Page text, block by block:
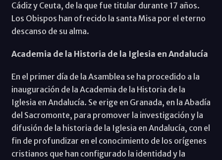
Cádiz y Ceuta, de la que fue titular durante 17 años.
Los Obispos han ofrecido la santa Misa por el eterno
descanso de su alma.
Academia de la Historia de la Iglesia en Andalucía
En el primer día de la Asamblea se ha procedido a la
inauguración de la Academia de la Historia de la
Iglesia en Andalucía. Se erige en Granada, en la Abadía
del Sacromonte, para promover la investigación y la
difusión de la historia de la Iglesia en Andalucía, con el
fin de profundizar en el conocimiento de los orígenes
cristianos que han configurado la identidad y la